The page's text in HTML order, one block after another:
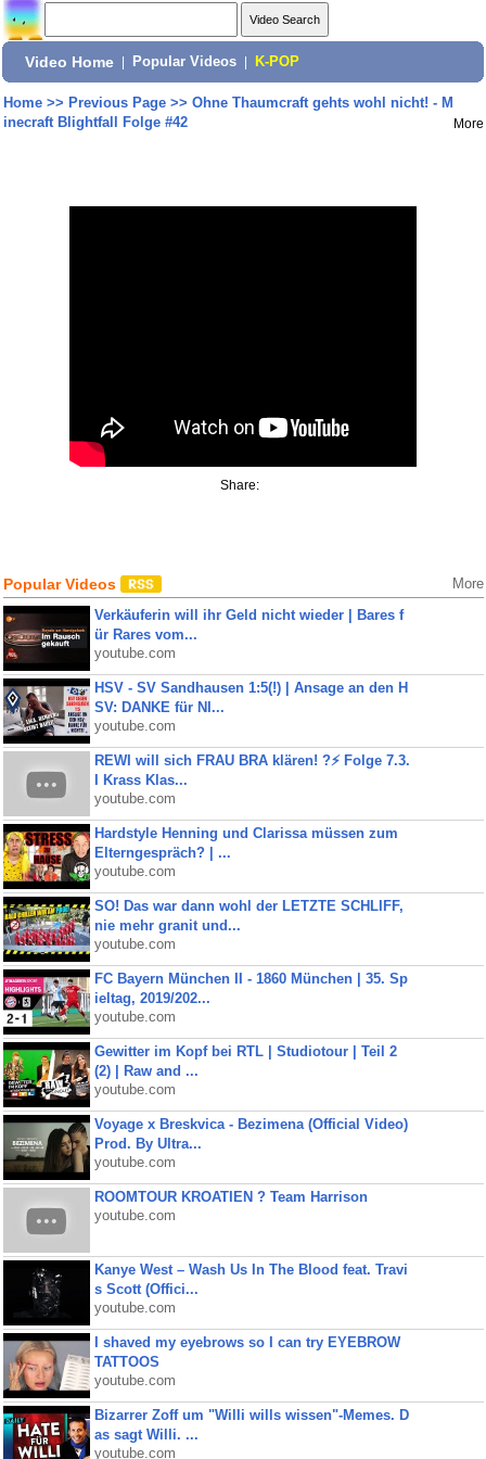
Video Home Popular Videos K-POP
Home>> Previous Page>> Ohne Thaumcraft gehts wohl nicht! - M
inecraft Blightfall Folge #42
More
Share:
Popular Videos More
Verkäuferin will ihr Geld nicht wieder | Bares f
ür Rares vom...
youtube.com
HSV - SV Sandhausen 1:5(!) | Ansage an den H
SV: DANKE für NI...
youtube.com
REWI will sich FRAU BRA klären! ?⚡️ Folge 7.3.
I Krass Klas...
youtube.com
Hardstyle Henning und Clarissa müssen zum
Elterngespräch? | ...
youtube.com
SO! Das war dann wohl der LETZTE SCHLIFF,
nie mehr granit und...
youtube.com
FC Bayern München II - 1860 München | 35. Sp
ieltag, 2019/202...
youtube.com
Gewitter im Kopf bei RTL | Studiotour | Teil 2
(2) | Raw and ...
youtube.com
Voyage x Breskvica - Bezimena (Official Video)
Prod. By Ultra...
youtube.com
ROOMTOUR KROATIEN ? Team Harrison
youtube.com
Kanye West – Wash Us In The Blood feat. Travi
s Scott (Offici...
youtube.com
I shaved my eyebrows so I can try EYEBROW
TATTOOS
youtube.com
Bizarrer Zoff um "Willi wills wissen"-Memes. D
as sagt Willi. ...
youtube.com